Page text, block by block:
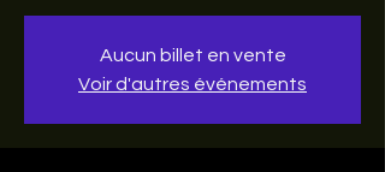
Aucun billet en vente
Voir d'autres événements